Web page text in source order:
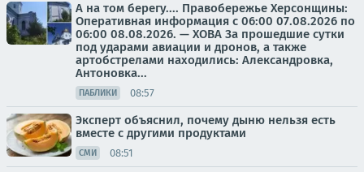
А на том берегу.... Правобережье Херсонщины:
Оперативная информация с 06:00 07.08.2026 по
06:00 08.08.2026. — ХОВА За прошедшие сутки
под ударами авиации и дронов, а также
артобстрелами находились: Александровка,
Антоновка...
ПАБЛИКИ 08:57
Эксперт объяснил, почему дыню нельзя есть
вместе с другими продуктами
СМИ 08:51